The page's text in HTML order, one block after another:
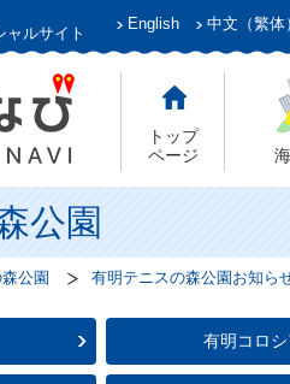
ャルサイト
English 中文（繁体
トップ
ページ
公園
公園 有明テニスの森公園お知ら
有明コロ